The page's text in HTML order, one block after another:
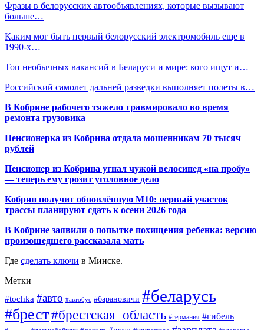
Фразы в белорусских автообъявлениях, которые вызывают
больше…
Каким мог быть первый белорусский электромобиль еще в
1990-х…
Топ необычных вакансий в Беларуси и мире: кого ищут и…
Российский самолет дальней разведки выполняет полеты в…
В Кобрине рабочего тяжело травмировало во время
ремонта грузовика
Пенсионерка из Кобрина отдала мошенникам 70 тысяч
рублей
Пенсионер из Кобрина угнал чужой велосипед «на пробу»
— теперь ему грозит уголовное дело
Кобрин получит обновлённую М10: первый участок
трассы планируют сдать к осени 2026 года
В Кобрине заявили о попытке похищения ребенка: версию
произошедшего рассказала мать
Где сделать ключи в Минске.
Метки
#tochka #авто #автобус #барановичи #беларусь
#брест#брестская_область #германия #гибель